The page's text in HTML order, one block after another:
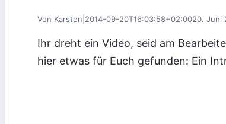
Von Karsten 2014-09-20T16:03:58+02:0020. Juni
Ihr dreht ein Video, seid am
hier etwas für Euch gefunden: Ein